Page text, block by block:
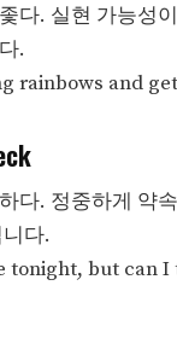
다. 실현 가능성
.
rainbows and
다. 정중하게 약
다.
tonight, but can